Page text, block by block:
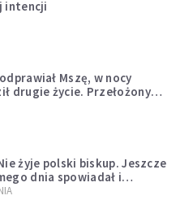
intencji
Mszę, w nocy
drugie życie. Przełożony
opuścić zakon
żyje polski biskup. Jeszcze
dnia spowiadał i
Mszę świętą